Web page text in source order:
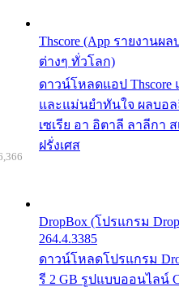
Thscore (App รายงาน
ต่างๆ ทั่วโลก)
ดาวน์โหลดแอป Thscore
และแม่นยำทันใจ ผลบอ
เซเรีย อา อิตาลี ลาลีกา
ฝรั่งเศส
DropBox (โปรแกรม
264.4.3385
ดาวน์โหลดโปรแกรม
รี 2 GB รูปแบบออนไลน์